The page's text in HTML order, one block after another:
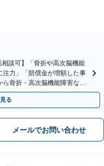
相談可】「骨折や高次脳機能
注力」「賠償金が増額した事
骨折・高次脳機能障害など
対応いたします
る
メールでお問い合わせ